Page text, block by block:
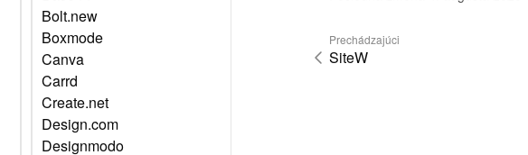
Bolt.new
Boxmode
Canva
Carrd
Create.net
Design.com
Designmodo
Prechádzajúci
SiteW